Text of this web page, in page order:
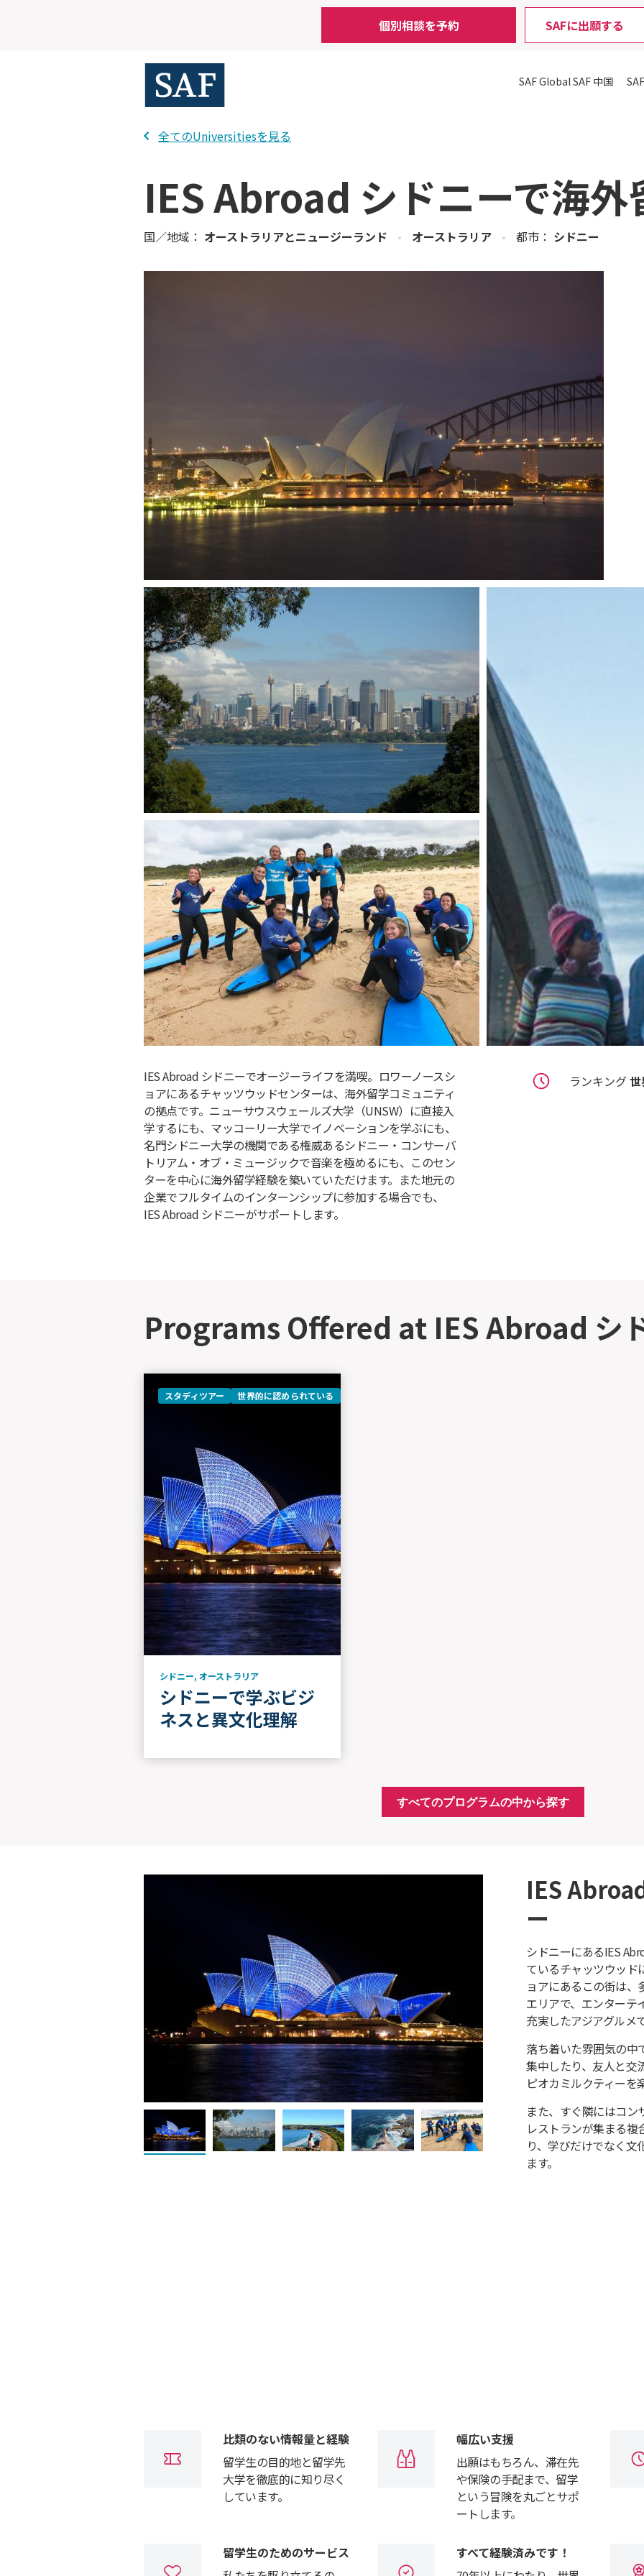
個別相談を予約 SAFに出願する
SAF GlobalSAF 中国
全てのUniversitiesを見る
IES Abroad シドニーで海外
国／地域： オーストラリアとニュージーランド • オーストラリア • 都市： シドニー
IES Abroad シドニーでオージーライフを満喫。ロワーノースシ
ョアにあるチャッツウッドセンターは、海外留学コミュニティ
の拠点です。ニューサウスウェールズ大学（UNSW）に直接入
学するにも、マッコーリー大学でイノベーションを学ぶにも、
名門シドニー大学の機関である権威あるシドニー・コンサーバ
トリアム・オブ・ミュージックで音楽を極めるにも、このセン
ターを中心に海外留学経験を築いていただけます。また地元の
企業でフルタイムのインターンシップに参加する場合でも、
IES Abroad シドニーがサポートします。
ランキング
Programs Offered at IES Abroad シ
スタディツアー 世界的に認められている
シドニー, オーストラリア
シドニーで学ぶビジ
ネスと異文化理解
すべてのプログラムの中から探す
IES
ー
シドニーにあるIES
ているチャッツウッド
ョアにあるこの街は
エリアで、エンターテ
充実したアジアグルメ
落ち着いた雰囲気の中
集中したり、友人と交
ピオカミルクティーを
また、すぐ隣にはコ
レストランが集まる
り、学びだけでなく
ます。
比類のない情報量と経験
留学生の目的地と留学先
大学を徹底的に知り尽く
しています。
幅広い支援
出願はもちろん、滞在先
や保険の手配まで、留学
という冒険を丸ごとサポ
ートします。
留学生のためのサービス
すべて経験済みです！